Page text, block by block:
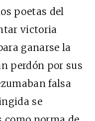
poetas del
victoria
ganarse la
perdón por sus
falsa
se